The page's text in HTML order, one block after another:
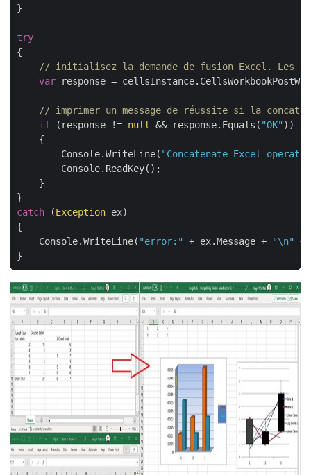
}
try
{
// initialisez la demande de fusion Excel. Les
var response =
// imprimer un message de réussite si la
if (response != null && response.Equals( "OK" ))
    {
        Console.WriteLine(
"Concatenate Excel
        Console.ReadKey();
    }
catch (Exception ex)
{
    Console.WriteLine(
"error:" + ex.Message + "\n"
+